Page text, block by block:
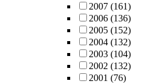
2007 (161)
2006 (136)
2005 (152)
2004 (132)
2003 (104)
2002 (132)
2001 (76)